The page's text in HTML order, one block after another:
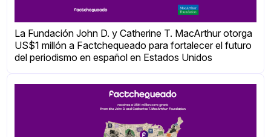
La Fundación John D. y Catherine T. MacArthur otorga
US$1 millón a Factchequeado para fortalecer el futuro
del periodismo en español en Estados Unidos